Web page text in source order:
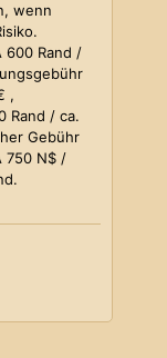
wenn
600 Rand /
,
Rand / ca.
Gebühr
750 N$ /